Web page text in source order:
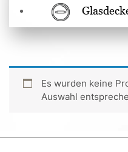
Es wurden keine
Auswahl